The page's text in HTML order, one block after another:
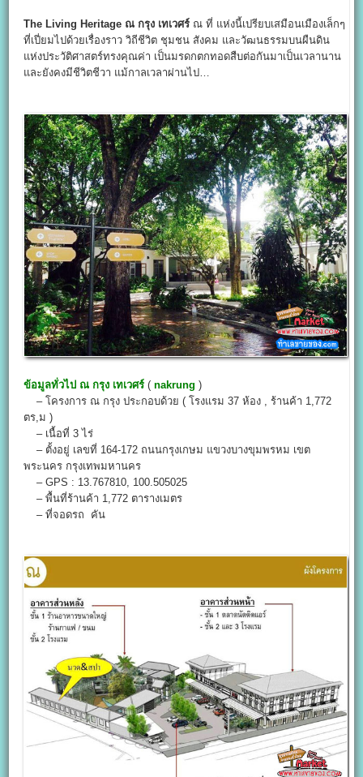
The Living Heritage ณ กรุง เทเวศร์ ณ ที่ แห่งนี้เปรียบเสมือนเมืองเล็กๆ
ที่เปี่ยมไปด้วยเรื่องราว วิถีชีวิต ชุมชน สังคม และวัฒนธรรมบนผืนดิน
แห่งประวัติศาสตร์ทรงคุณค่า เป็นมรดกตกทอดสืบต่อกันมาเป็นเวลานาน
และยังคงมีชีวิตชีวา แม้กาลเวลาผ่านไป…
ข้อมูลทั่วไป ณ กรุง เทเวศร์ (nakrung )
– โครงการ ณ กรุง ประกอบด้วย ( โรงแรม 37 ห้อง , ร้านค้า 1,772
ตร,ม )
– เนื้อที่ 3 ไร่
– ตั้งอยู่ เลขที่ 164-172 ถนนกรุงเกษม แขวงบางขุมพรหม เขต
พระนคร กรุงเทพมหานคร
– GPS : 13.767810, 100.505025
– พื้นที่ร้านค้า 1,772 ตารางเมตร
– ที่จอดรถ คัน